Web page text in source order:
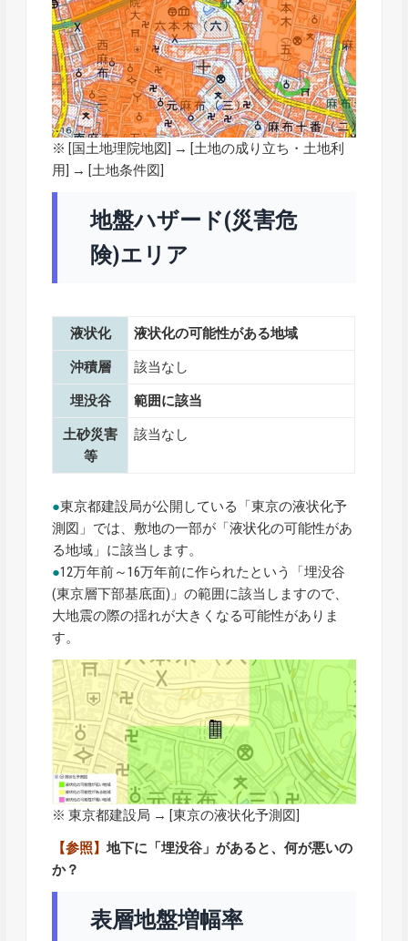
※ [ 国土地理院地図
] → [土地の成り立ち・土地利
用] → [土地条件図]
地盤ハザード(災害危
険)エリア
液状化 液状化の可能性がある地域
沖積層 該当なし
埋没谷 範囲に該当
土砂災害
等
該当なし
●東京都建設局が公開している「東京の液状化予
測図」では、敷地の一部が「液状化の可能性があ
る地域」に該当します。
●12万年前～16万年前に作られたという「埋没谷
(東京層下部基底面)」の範囲に該当しますので、
大地震の際の揺れが大きくなる可能性がありま
す。
※ 東京都建設局 → [東京の液状化予測図]
【参照】地下に「埋没谷」があると、何が悪いの
か？
表層地盤増幅率